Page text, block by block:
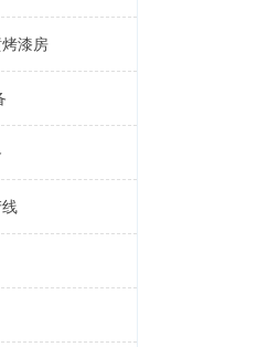
漆房